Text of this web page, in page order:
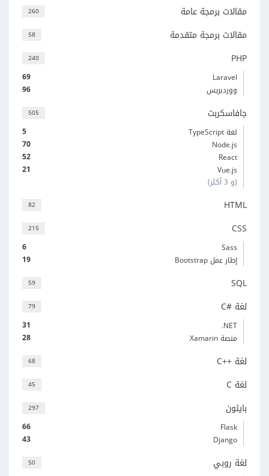
260 مقالات برمجة عامة
58 مقالات برمجة متقدمة
240 PHP
69
Laravel
96
ووردبريس
505 جافاسكربت
5
لغة TypeScript
70
Node.js
52
React
21
Vue.js
(و 3 أكثر)
82 HTML
215 CSS
6
Sass
19
إطار عمل Bootstrap
59 SQL
79 لغة C#‎
31
‎.NET
28
منصة Xamarin
68 لغة C++‎
45 لغة C
297 بايثون
66
Flask
43
Django
50 لغة روبي